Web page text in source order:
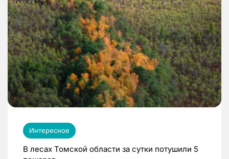
Интересное
В лесах Томской области за сутки потушили 5